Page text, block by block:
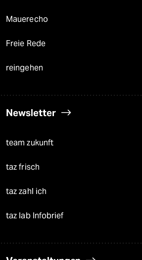
Mauerecho
Freie Rede
reingehen
Newsletter
team zukunft
taz frisch
taz zahl ich
taz lab Infobrief